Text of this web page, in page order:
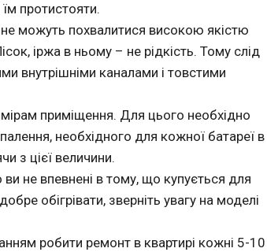
протистояти.
можуть похвалитися високою якістю
іржа в ньому – не рідкість. Тому слід
внутрішніми каналами і товстими
приміщення. Для цього необхідно
необхідного для кожної батареї в
з цієї величини.
не впевнені в тому, що купується для
обігрівати, зверніть увагу на моделі
робити ремонт в квартирі кожні 5-10